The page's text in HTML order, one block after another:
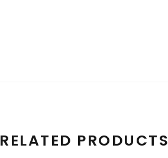
RELATED PRODUCTS